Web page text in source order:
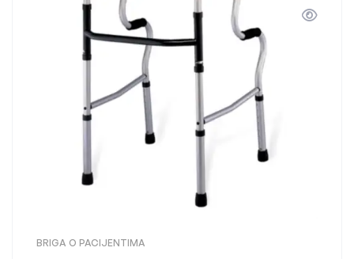
BRIGA O PACIJENTIMA